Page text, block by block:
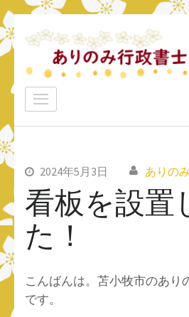
ン
ツ
へ
ス
キ
ッ
プ
(Enter
押
す)
ありのみ行政書
あなたのナシをアリ！に変えていきた
2024年5月3日 ありの
看板を設置
た！
こんばんは。苫小牧市のあり
です。